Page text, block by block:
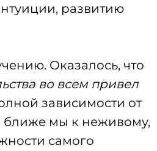
развитию
Оказалось, что
во всем привел
зависимости от
ближе мы к неживому,
самого